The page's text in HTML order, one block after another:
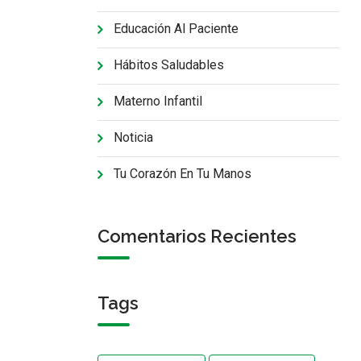
Educación Al Paciente
Hábitos Saludables
Materno Infantil
Noticia
Tu Corazón En Tu Manos
Comentarios Recientes
Tags